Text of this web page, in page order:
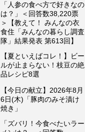
「人参の食べ方で好きなの
は？」＜回答数38,220票
＞【教えて！ みんなの衣
食住「みんなの暮らし調査
隊」結果発表 第613回】
【夏といえばコレ！】ビー
ルが止まらない！枝豆の絶
品レシピ8選
【今日の献立】2026年8月
6日(木)「豚肉のみそ漬け
焼き」
「ズバリ！今食べたいラー